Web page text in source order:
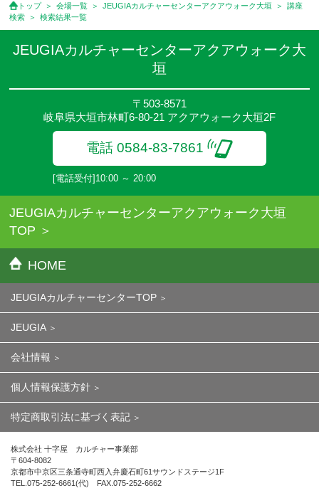
トップ 会場一覧 JEUGIAカルチャーセンターアクアウォーク大垣
講座
検索
検索結果一覧
JEUGIAカルチャーセンターアクアウォーク大
垣
〒503-8571
岐阜県大垣市林町6-80-21 アクアウォーク大垣2F
電話 0584-83-7861
[電話受付]10:00 ～ 20:00
JEUGIAカルチャーセンターアクアウォーク大垣
TOP
HOME
JEUGIAカルチャーセンターTOP
JEUGIA
会社情報
個人情報保護方針
特定商取引法に基づく表記
株式会社 十字屋 カルチャー事業部
〒604-8082
京都市中京区三条通寺町西入弁慶石町61サウンドステージ1F
TEL.075-252-6661(代) FAX.075-252-6662